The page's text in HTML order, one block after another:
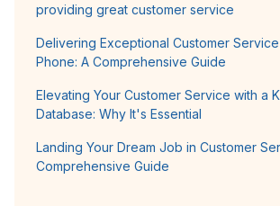
providing great customer service
Delivering Exceptional Customer
Phone: A Comprehensive Guide
Elevating Your Customer Service with a
Database: Why It's Essential
Landing Your Dream Job in Customer
Comprehensive Guide